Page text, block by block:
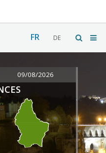
FR DE
09/08/2026